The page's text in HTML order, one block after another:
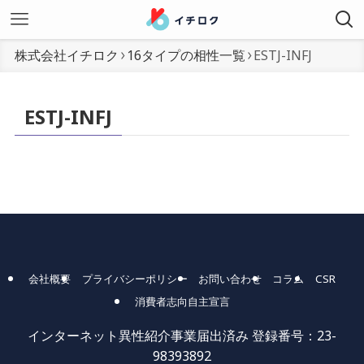
株式会社イチロク 16タイプの相性一覧 ESTJ-INFJ
ESTJ-INFJ
会社概要 プライバシーポリシー お問い合わせ コラム
CSR
消費者志向自主宣言
インターネット異性紹介事業届出済み 登録番号：23-
98393892